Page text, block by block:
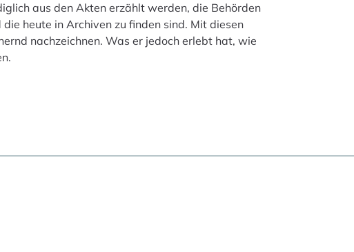
aus den Akten erzählt werden, die Behörden
heute in Archiven zu finden sind. Mit diesen
nachzeichnen. Was er jedoch erlebt hat, wie